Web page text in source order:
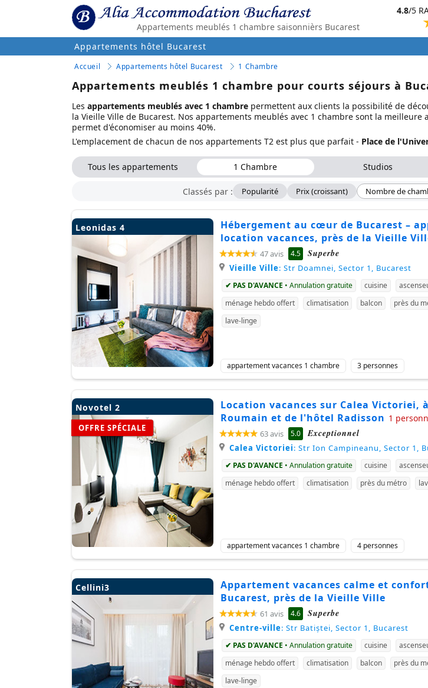
Appartements meublés 1 chambre saisonnièrs Bucarest
4.8/5
Appartements hôtel Bucarest
Accueil Appartements hôtel Bucarest 1 Chambre
Appartements meublés 1 chambre pour courts séjours à
Les appartements meublés avec 1 chambre permettent aux clients la possibilité de
la Vieille Ville de Bucarest. Nos appartements meublés avec 1 chambre sont la meilleure
permet d'économiser au moins 40%.
L'emplacement de chacun de nos appartements T2 est plus que parfait - Place de
Tous les appartements 1 Chambre Studios
Classés par : Popularité Prix (croissant) Nombre de
Leonidas 4
Hébergement au cœur de Bucarest –
location vacances, près de la Vieille
47 avis 4.5 Superbe
Vieille Ville: Str Doamnei, Sector 1, Bucarest
✔ PAS D'AVANCE • Annulation gratuite cuisine
ménage hebdo offert
climatisation balcon
près du
lave-linge
appartement vacances 1 chambre 3 personnes
Novotel 2
OFFRE SPÉCIALE
Location vacances sur Calea Victoriei,
Roumain et de l'hôtel Radisson 1
63 avis 5.0 Exceptionnel
Calea Victoriei: Str Ion Campineanu, Sector 1,
✔ PAS D'AVANCE • Annulation gratuite cuisine
ménage hebdo offert
climatisation près du métro
appartement vacances 1 chambre 4 personnes
Cellini3
Appartement vacances calme et
Bucarest, près de la Vieille Ville
61 avis 4.6 Superbe
Centre-ville: Str Batiștei, Sector 1, Bucarest
✔ PAS D'AVANCE • Annulation gratuite cuisine
ménage hebdo offert
climatisation balcon
près du
lave-linge